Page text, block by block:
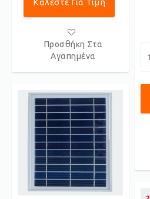
Καλέστε Για Τιμή
Προσθήκη Στα
Αγαπημένα